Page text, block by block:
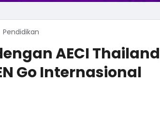
Pendidikan
AECI
Go Internasional